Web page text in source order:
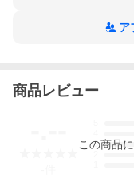
冷
原 材 料
あ
ア
商品レビュー
3
この商品